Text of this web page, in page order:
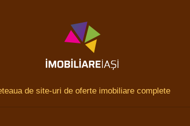
de site-uri de oferte imobiliare complete